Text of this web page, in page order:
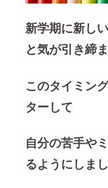
新学期に新し
と気が引き締
このタイミン
ターして
自分の苦手や
るようにしま